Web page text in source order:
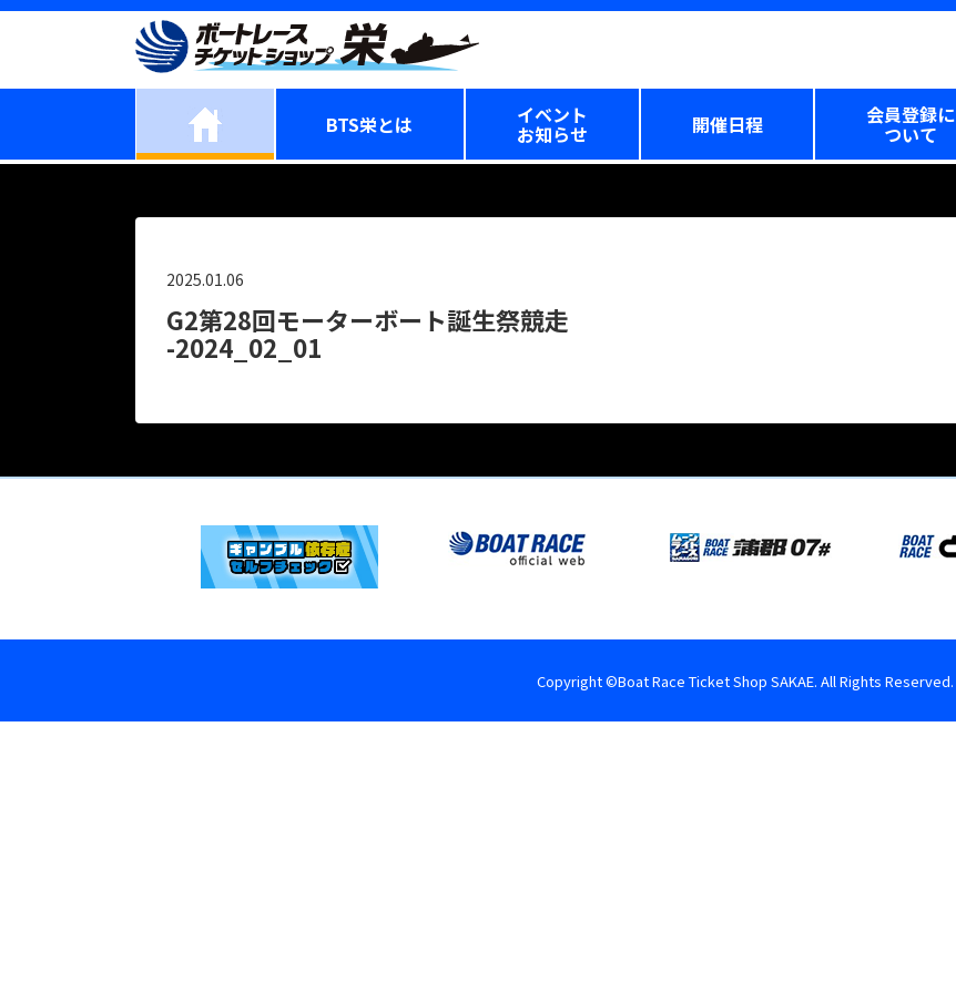
BTS栄とは イベント
お知らせ 開催日程 会員登録に
ついて
2025.01.06
G2第28回モーターボート誕生祭競走
-2024_02_01
Copyright ©Boat Race Ticket Shop SAKAE. All Rights Reserved.